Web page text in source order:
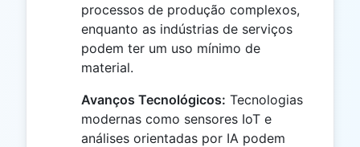
processos de produção complexos,
enquanto as indústrias de serviços
podem ter um uso mínimo de
material.
Avanços Tecnológicos: Tecnologias
modernas como sensores IoT e
análises orientadas por IA podem